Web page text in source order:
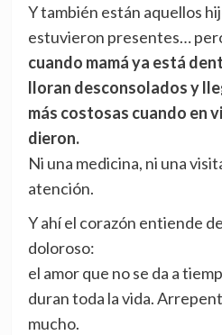
Y también están aquellos
estuvieron presentes…
cuando mamá ya está
lloran desconsolados y
más costosas cuando en
dieron.
Ni una medicina, ni una
atención.
Y ahí el corazón entiende
doloroso:
el amor que no se da a
duran toda la vida.
mucho.